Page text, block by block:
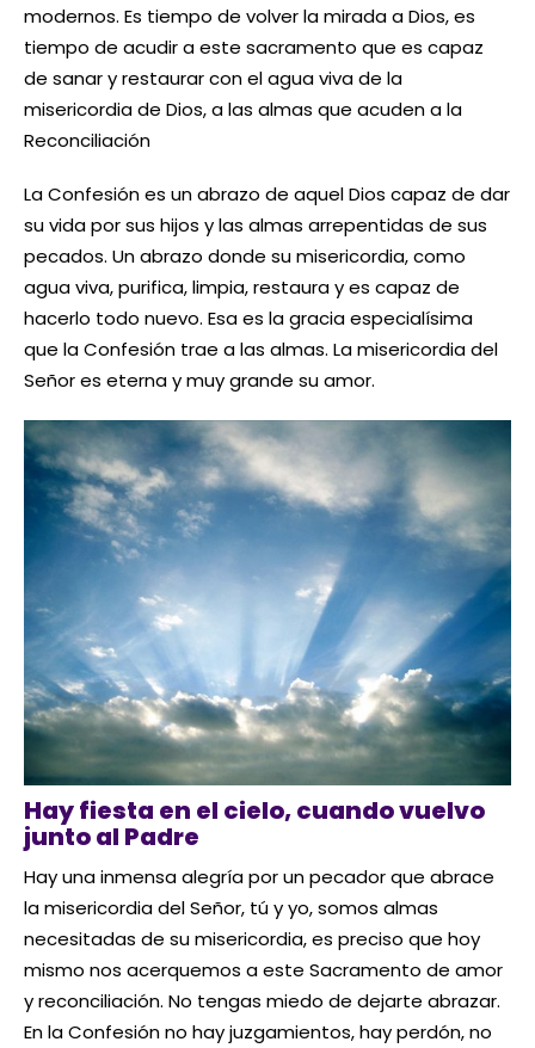
modernos. Es tiempo de volver la mirada a Dios, es
tiempo de acudir a este sacramento que es capaz
de sanar y restaurar con el agua viva de la
misericordia de Dios, a las almas que acuden a la
Reconciliación
La Confesión es un abrazo de aquel Dios capaz de dar
su vida por sus hijos y las almas arrepentidas de sus
pecados. Un abrazo donde su misericordia, como
agua viva, purifica, limpia, restaura y es capaz de
hacerlo todo nuevo. Esa es la gracia especialísima
que la Confesión trae a las almas. La misericordia del
Señor es eterna y muy grande su amor.
Hay fiesta en el cielo, cuando vuelvo
junto al Padre
Hay una inmensa alegría por un pecador que abrace
la misericordia del Señor, tú y yo, somos almas
necesitadas de su misericordia, es preciso que hoy
mismo nos acerquemos a este Sacramento de amor
y reconciliación. No tengas miedo de dejarte abrazar.
En la Confesión no hay juzgamientos, hay perdón, no